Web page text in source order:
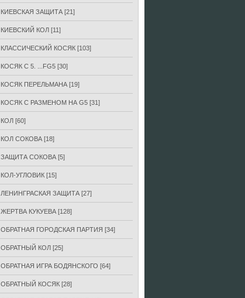
КИЕВСКАЯ ЗАЩИТА [21]
КИЕВСКИЙ КОЛ [11]
КЛАССИЧЕСКИЙ КОСЯК [103]
КОСЯК С 5. ...FG5 [30]
КОСЯК ПЕРЕЛЬМАНА [19]
КОСЯК С РАЗМЕНОМ НА G5 [31]
КОЛ [60]
КОЛ СОКОВА [18]
ЗАЩИТА СОКОВА [5]
КОЛ-УГЛОВИК [15]
ЛЕНИНГРАСКАЯ ЗАЩИТА [27]
ЖЕРТВА КУКУЕВА [128]
ОБРАТНАЯ ГОРОДСКАЯ ПАРТИЯ [34]
ОБРАТНЫЙ КОЛ [25]
ОБРАТНАЯ ИГРА БОДЯНСКОГО [64]
ОБРАТНЫЙ КОСЯК [28]